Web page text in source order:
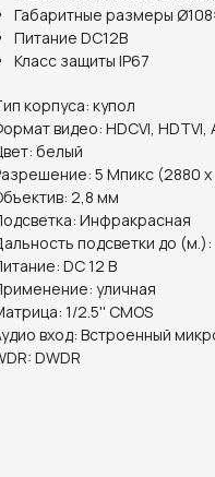
Габаритные размеры
Питание DC12В
Класс защиты IP67
корпуса: купол
видео: HDCVI, HDTVI,
белый
5 Мпикс (2880 x
2,8 мм
Инфракрасная
подсветки до (м.):
DC 12 В
уличная
1/2.5'' CMOS
вход: Встроенный
DWDR